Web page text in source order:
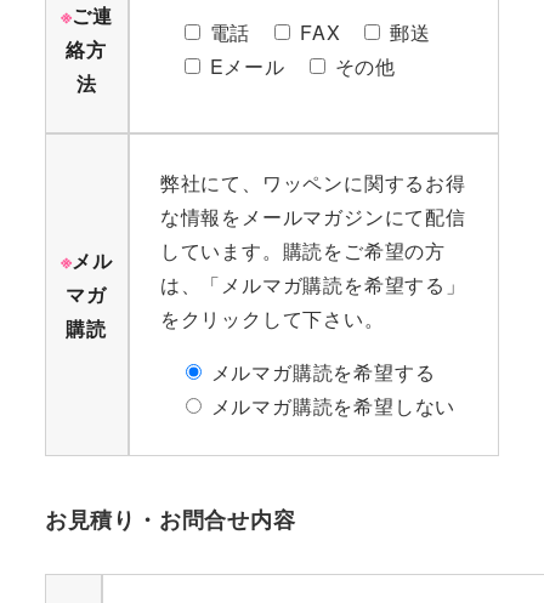
※ご連
絡方
法
電話 FAX
郵送
Eメール
その他
※メル
マガ
購読
弊社にて、ワッペンに関するお得
な情報をメールマガジンにて配信
しています。購読をご希望の方
は、「メルマガ購読を希望する」
をクリックして下さい。
メルマガ購読を希望する
メルマガ購読を希望しない
お見積り・お問合せ内容